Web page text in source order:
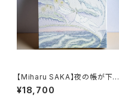
【Miharu SAKA】夜の帳が下り
る頃
¥18,700